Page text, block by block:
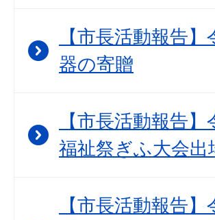
【市長活動報告
器の寄贈
【市長活動報告
福祉祭ぎふ大会出
【市長活動報告